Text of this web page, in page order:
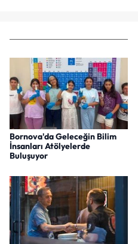
Bornova'da Geleceğin Bilim
İnsanları Atölyelerde
Buluşuyor